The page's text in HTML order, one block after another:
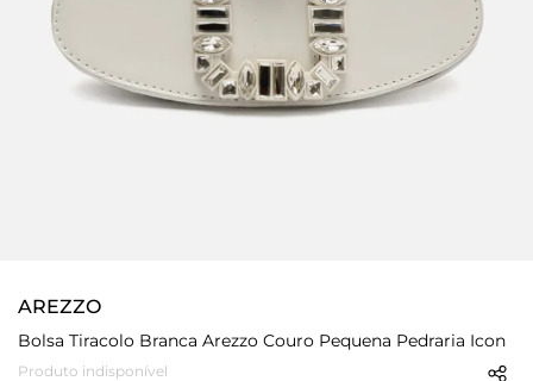
AREZZO
Bolsa Tiracolo Branca Arezzo Couro Pequena Pedraria Icon
Produto indisponível